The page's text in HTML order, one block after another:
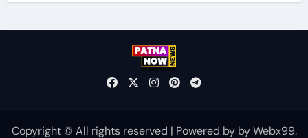
Copyright © All rights reserved | Powered by byWebx99.